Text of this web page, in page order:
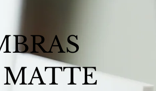
MATTE